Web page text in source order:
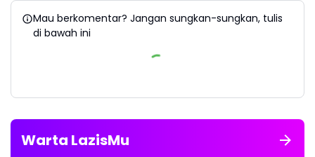
Mau berkomentar? Jangan sungkan-sungkan, tulis
di bawah ini
Warta LazisMu